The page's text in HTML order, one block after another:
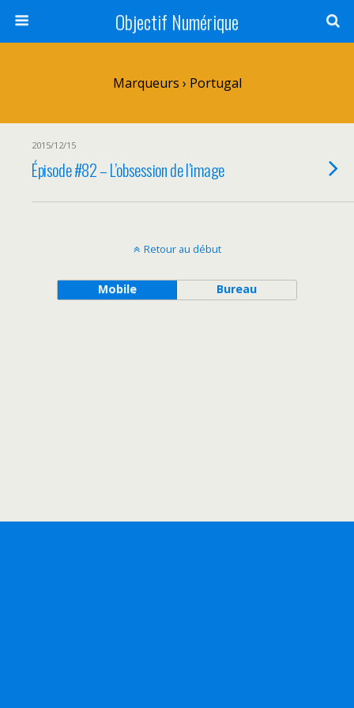
Objectif Numérique
Marqueurs › Portugal
2015/12/15
Épisode #82 – L’obsession de l’image
Retour au début
Mobile Bureau